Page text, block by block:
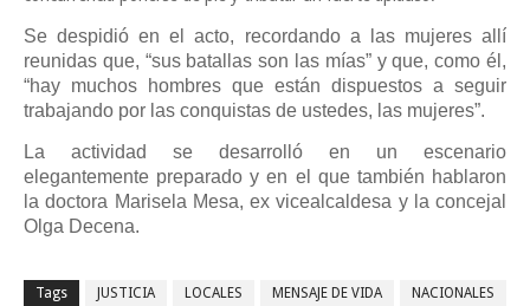
Se despidió en el acto, recordando a las mujeres allí
reunidas que, “sus batallas son las mías” y que, como él,
“hay muchos hombres que están dispuestos a seguir
trabajando por las conquistas de ustedes, las mujeres”.
La actividad se desarrolló en un escenario
elegantemente preparado y en el que también hablaron
la doctora Marisela Mesa, ex vicealcaldesa y la concejal
Olga Decena.
Tags JUSTICIA LOCALES MENSAJE DE VIDA NACIONALES